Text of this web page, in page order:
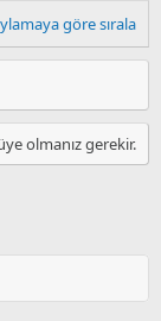
göre sırala
olmanız gerekir.